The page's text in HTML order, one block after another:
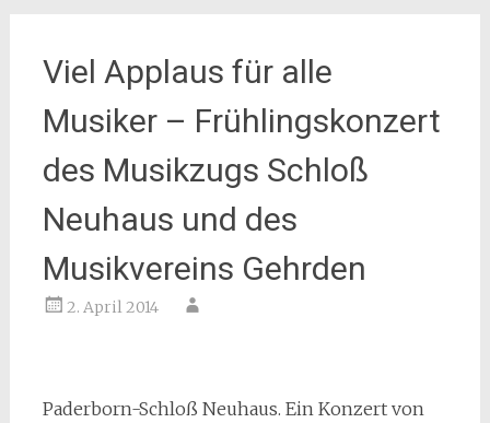
Viel Applaus für alle
Musiker – Frühlingskonzert
des Musikzugs Schloß
Neuhaus und des
Musikvereins Gehrden
2. April 2014
Paderborn-Schloß Neuhaus. Ein Konzert von